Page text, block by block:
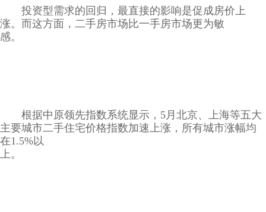
投资型需求的回归，最直接的影响是促成房价上
涨。而这方面，二手房市场比一手房市场更为敏
感。
根据中原领先指数系统显示，5月北京、上海等五大
主要城市二手住宅价格指数加速上涨，所有城市涨幅均
在1.5%以
上。